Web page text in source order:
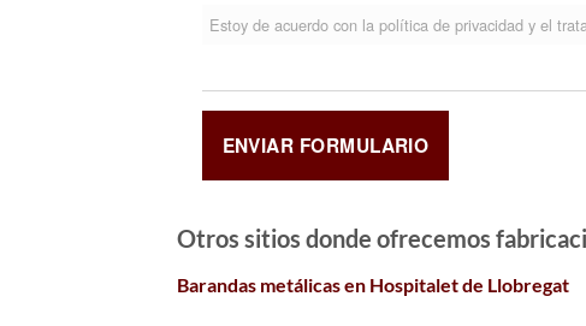
Estoy de acuerdo con la política de privacidad y el
Otros sitios donde ofrecemos
Barandas metálicas en Hospitalet de Llobregat